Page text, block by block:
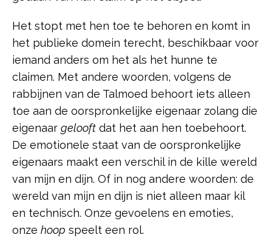
Het stopt met hen toe te behoren en komt in
het publieke domein terecht, beschikbaar voor
iemand anders om het als het hunne te
claimen. Met andere woorden, volgens de
rabbijnen van de Talmoed behoort iets alleen
toe aan de oorspronkelijke eigenaar zolang die
eigenaar gelooft dat het aan hen toebehoort.
De emotionele staat van de oorspronkelijke
eigenaars maakt een verschil in de kille wereld
van mijn en dijn. Of in nog andere woorden: de
wereld van mijn en dijn is niet alleen maar kil
en technisch. Onze gevoelens en emoties,
onze hoop speelt een rol.